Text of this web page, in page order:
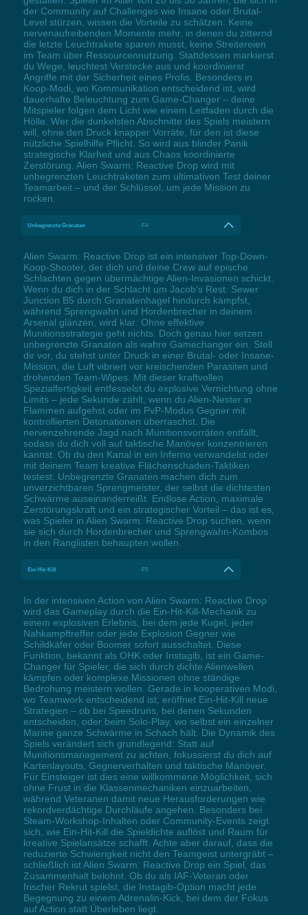
der Community auf Challenges wie Insane oder Brutal-
Level stürzen, wissen die Vorteile zu schätzen: Keine
nervenaufreibenden Momente mehr, in denen du zitternd
die letzte Leuchtrakete sparen musst, keine Streitereien
im Team über Ressourcennutzung. Stattdessen markierst
du Wege, leuchtest Verstecke aus und koordinierst
Angriffe mit der Sicherheit eines Profis. Besonders in
Koop-Modi, wo Kommunikation entscheidend ist, wird
dauerhafte Beleuchtung zum Game-Changer – deine
Mitspieler folgen dem Licht wie einem Leitfaden durch die
Hölle. Wer die dunkelsten Abschnitte des Spiels meistern
will, ohne den Druck knapper Vorräte, für den ist diese
nützliche Spielhilfe Pflicht. So wird aus blinder Panik
strategische Klarheit und aus Chaos koordinierte
Zerstörung. Alien Swarm: Reactive Drop wird mit
unbegrenzten Leuchtraketen zum ultimativen Test deiner
Teamarbeit – und der Schlüssel, um jede Mission zu
rocken.
Unbegrenzte Granaten F4
Alien Swarm: Reactive Drop ist ein intensiver Top-Down-
Koop-Shooter, der dich und deine Crew auf epische
Schlachten gegen übermächtige Alien-Invasionen schickt.
Wenn du dich in der Schlacht um Jacob’s Rest: Sewer
Junction B5 durch Granatenhagel hindurch kämpfst,
während Sprengwahn und Hordenbrecher in deinem
Arsenal glänzen, wird klar: Ohne effektive
Munitionsstrategie geht nichts. Doch genau hier setzen
unbegrenzte Granaten als wahre Gamechanger ein. Stell
dir vor, du stehst unter Druck in einer Brutal- oder Insane-
Mission, die Luft vibriert vor kreischenden Parasiten und
drohenden Team-Wipes. Mit dieser kraftvollen
Spezialfertigkeit entfesselst du explosive Vernichtung ohne
Limits – jede Sekunde zählt, wenn du Alien-Nester in
Flammen aufgehst oder im PvP-Modus Gegner mit
kontrollierten Detonationen überraschst. Die
nervenzehrende Jagd nach Munitionsvorräten entfällt,
sodass du dich voll auf taktische Manöver konzentrieren
kannst. Ob du den Kanal in ein Inferno verwandelst oder
mit deinem Team kreative Flächenschaden-Taktiken
testest: Unbegrenzte Granaten machen dich zum
unverzichtbaren Sprengmeister, der selbst die dichtesten
Schwärme auseinanderreißt. Endlose Action, maximale
Zerstörungskraft und ein strategischer Vorteil – das ist es,
was Spieler in Alien Swarm: Reactive Drop suchen, wenn
sie sich durch Hordenbrecher und Sprengwahn-Kombos
in den Ranglisten behaupten wollen.
Ein-Hit-Kill F5
In der intensiven Action von Alien Swarm: Reactive Drop
wird das Gameplay durch die Ein-Hit-Kill-Mechanik zu
einem explosiven Erlebnis, bei dem jede Kugel, jeder
Nahkampftreffer oder jede Explosion Gegner wie
Schildkäfer oder Boomer sofort ausschaltet. Diese
Funktion, bekannt als OHK oder Instagib, ist ein Game-
Changer für Spieler, die sich durch dichte Alienwellen
kämpfen oder komplexe Missionen ohne ständige
Bedrohung meistern wollen. Gerade in kooperativen Modi,
wo Teamwork entscheidend ist, eröffnet Ein-Hit-Kill neue
Strategien – ob bei Speedruns, bei denen Sekunden
entscheiden, oder beim Solo-Play, wo selbst ein einzelner
Marine ganze Schwärme in Schach hält. Die Dynamik des
Spiels verändert sich grundlegend: Statt auf
Munitionsmanagement zu achten, fokussierst du dich auf
Kartenlayouts, Gegnerverhalten und taktische Manöver.
Für Einsteiger ist dies eine willkommene Möglichkeit, sich
ohne Frust in die Klassenmechaniken einzuarbeiten,
während Veteranen damit neue Herausforderungen wie
rekordverdächtige Durchläufe angehen. Besonders bei
Steam-Workshop-Inhalten oder Community-Events zeigt
sich, wie Ein-Hit-Kill die Spieldichte auflöst und Raum für
kreative Spielansätze schafft. Achte aber darauf, dass die
reduzierte Schwierigkeit nicht den Teamgeist untergräbt –
schließlich ist Alien Swarm: Reactive Drop ein Spiel, das
Zusammenhalt belohnt. Ob du als IAF-Veteran oder
frischer Rekrut spielst, die Instagib-Option macht jede
Begegnung zu einem Adrenalin-Kick, bei dem der Fokus
auf Action statt Überleben liegt.